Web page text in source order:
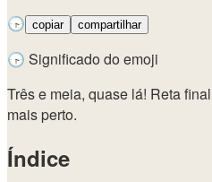
🕞 copiar compartilhar
🕞 Significado do emoji
Três e meia, quase lá! Reta
mais perto.
Índice